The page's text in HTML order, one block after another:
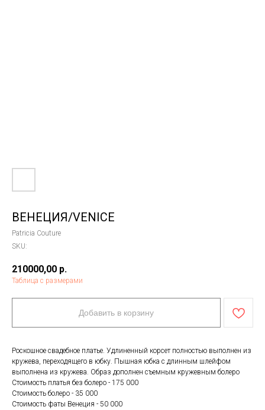
ВЕНЕЦИЯ/VENICE
Patricia Couture
SKU:
210000,00 р.
Таблица с размерами
Добавить в корзину
Роскошное свадебное платье. Удлиненный корсет полностью выполнен из
кружева, переходящего в юбку. Пышная юбка с длинным шлейфом
выполнена из кружева. Образ дополнен съемным кружевным болеро
Стоимость платья без болеро - 175 000
Стоимость болеро - 35 000
Стоимость фаты Венеция - 50 000